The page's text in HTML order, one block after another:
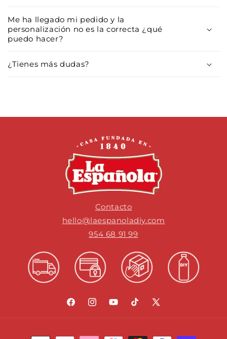
Me ha llegado mi pedido y la
personalización no es la correcta ¿qué
puedo hacer?
¿Tienes más dudas?
Contacto
hello@laespanoladiy.com
954 68 91 99
FacebookInstagramYouTubeTikTokX